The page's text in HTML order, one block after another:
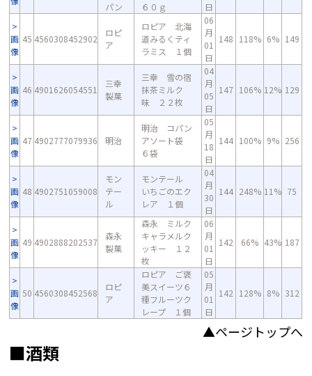
パン
６０ｇ
日
画
像
45 4560308452902
ロピ
ア
ロピア 北海
道みるくティ
ラミス １個
06
月
01
日
148 118% 6% 149
画
像
46 4901626054551
三幸
製菓
三幸 雪の宿
抹茶ミルク
味 ２２枚
04
月
05
日
147 106% 12% 129
画
像
47 4902777079936 明治
明治 コパン
アソート袋
６袋
05
月
18
日
144 100% 9% 256
画
像
48 4902751059008
モン
テー
ル
モンテール
いちごのエク
レア １個
04
月
30
日
144 248% 11% 75
画
像
49 4902888202537
森永
製菓
森永 ミルク
キャラメルク
ッキー １２
枚
06
月
01
日
142 66% 43% 187
画
像
50 4560308452568
ロピ
ア
ロピア ご褒
美スイーツ６
種フルーツク
レープ １個
05
月
01
日
142 128% 8% 312
▲ページトップへ
■酒類